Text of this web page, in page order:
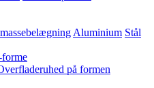
Aluminium Stål
på formen